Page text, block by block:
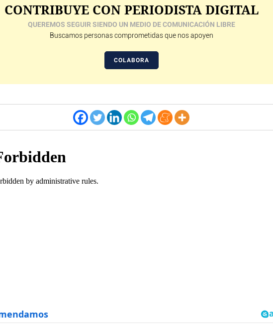
CONTRIBUYE CON PERIODISTA DIGITAL
QUEREMOS SEGUIR SIENDO UN MEDIO DE COMUNICACIÓN LIBRE
Buscamos personas comprometidas que nos apoyen
COLABORA